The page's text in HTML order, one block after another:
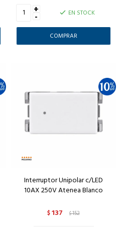
+
- EN STOCK
Interruptor Unipolar c/LED
10AX 250V Atenea Blanco
$137 $152